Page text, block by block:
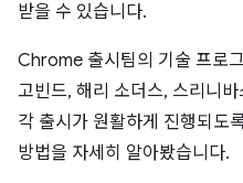
받을 수 있습니다.
Chrome 출시팀의 기술 프로
고빈드, 해리 소더스, 스리니
각 출시가 원활하게 진행되도
방법을 자세히 알아봤습니다.